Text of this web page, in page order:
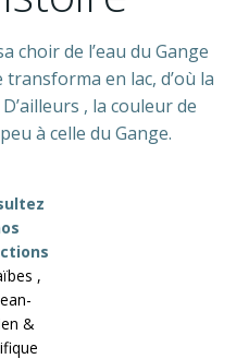
choir de l’eau du Gange
en lac, d’où la
, la couleur de
à celle du Gange.
,
&